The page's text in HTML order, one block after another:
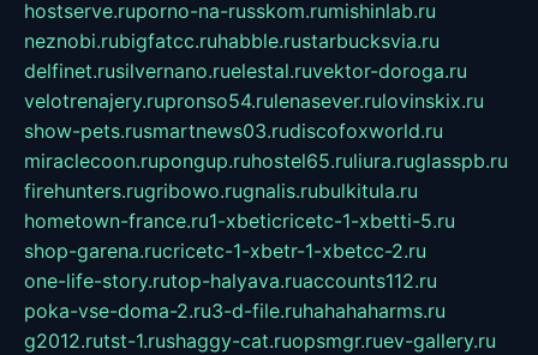
hostserve.ruporno-na-russkom.rumishinlab.ru
neznobi.rubigfatcc.ruhabble.rustarbucksvia.ru
delfinet.rusilvernano.ruelestal.ruvektor-doroga.ru
velotrenajery.rupronso54.rulenasever.rulovinskix.ru
show-pets.rusmartnews03.rudiscofoxworld.ru
miraclecoon.rupongup.ruhostel65.ruliura.ruglasspb.ru
firehunters.rugribowo.rugnalis.rubulkitula.ru
hometown-france.ru1-xbeticricetc-1-xbetti-5.ru
shop-garena.rucricetc-1-xbetr-1-xbetcc-2.ru
one-life-story.rutop-halyava.ruaccounts112.ru
poka-vse-doma-2.ru3-d-file.ruhahahaharms.ru
g2012.rutst-1.rushaggy-cat.ruopsmgr.ruev-gallery.ru